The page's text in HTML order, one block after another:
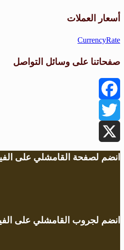
أسعار العملات
CurrencyRate
صفحاتنا على وسائل التواصل
Facebook
Twitter
X
انضم لصفحة القامشلي على
انضم لجروب القامشلي على